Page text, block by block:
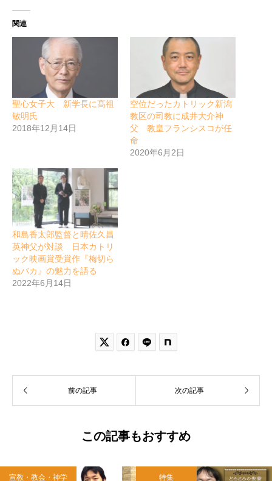
関連
聖心女子大 新学長に髙祖
敏明氏
2018年12月14日
空位だったカトリック新潟
教区の司教に成井大介神
父 教皇フランシスコが任
命
2020年6月2日
和島香太郎監督と晴佐久昌
英神父が対談 日本カトリ
ック映画賞受賞作『梅切ら
ぬバカ』の魅力を語る
2022年6月14日
 
前の記事 次の記事
この記事もおすすめ
宣教・教会・神学 特集